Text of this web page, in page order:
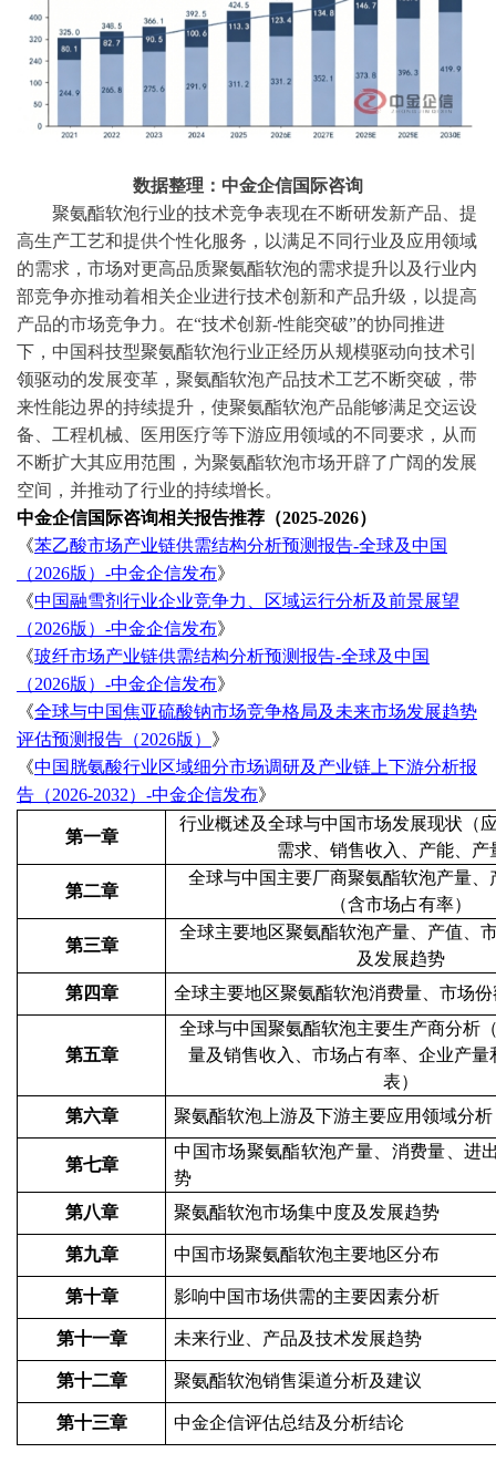
数据整理：中金企信国际咨询
聚氨酯软泡行业的技术竞争表现在不断研发新产品、提
高生产工艺和提供个性化服务，以满足不同行业及应用领域
的需求，市场对更高品质聚氨酯软泡的需求提升以及行业内
部竞争亦推动着相关企业进行技术创新和产品升级，以提高
产品的市场竞争力。在“技术创新-性能突破”的协同推进
下，中国科技型聚氨酯软泡行业正经历从规模驱动向技术引
领驱动的发展变革，聚氨酯软泡产品技术工艺不断突破，带
来性能边界的持续提升，使聚氨酯软泡产品能够满足交运设
备、工程机械、医用医疗等下游应用领域的不同要求，从而
不断扩大其应用范围，为聚氨酯软泡市场开辟了广阔的发展
空间，并推动了行业的持续增长。
中金企信国际咨询相关报告推荐（2025-2026）
《苯乙酸市场产业链供需结构分析预测报告-全球及中国
（2026版）-中金企信发布》
《中国融雪剂行业企业竞争力、区域运行分析及前景展望
（2026版）-中金企信发布》
《玻纤市场产业链供需结构分析预测报告-全球及中国
（2026版）-中金企信发布》
《全球与中国焦亚硫酸钠市场竞争格局及未来市场发展趋势
评估预测报告（2026版） 》
《中国胱氨酸行业区域细分市场调研及产业链上下游分析报
告（2026-2032）-中金企信发布》
第一章
行业概述及全球与中国市场发展现状 （
需求、销售收入、产能、产
第二章
全球与中国主要厂商聚氨酯软泡产量、
（含市场占有率）
第三章
全球主要地区聚氨酯软泡产量、产值、
及发展趋势
第四章
全球主要地区聚氨酯软泡消费量、市场
第五章
全球与中国聚氨酯软泡主要生产商分析
量及销售收入、市场占有率、企业产量
表）
第六章
聚氨酯软泡 上游及下游主要应用领域分析
第七章
中国市场聚氨酯软泡产量、消费量、进
势
第八章
聚氨酯软泡市场集中度及发展趋势
第九章 中国市场聚氨酯软泡主要地区分布
第十章 影响中国市场供需的主要因素分析
第十一章 未来行业、产品及技术发展趋势
第十二章 聚氨酯软泡销售渠道分析及建议
第十三章 中金企信评估总结及分析结论